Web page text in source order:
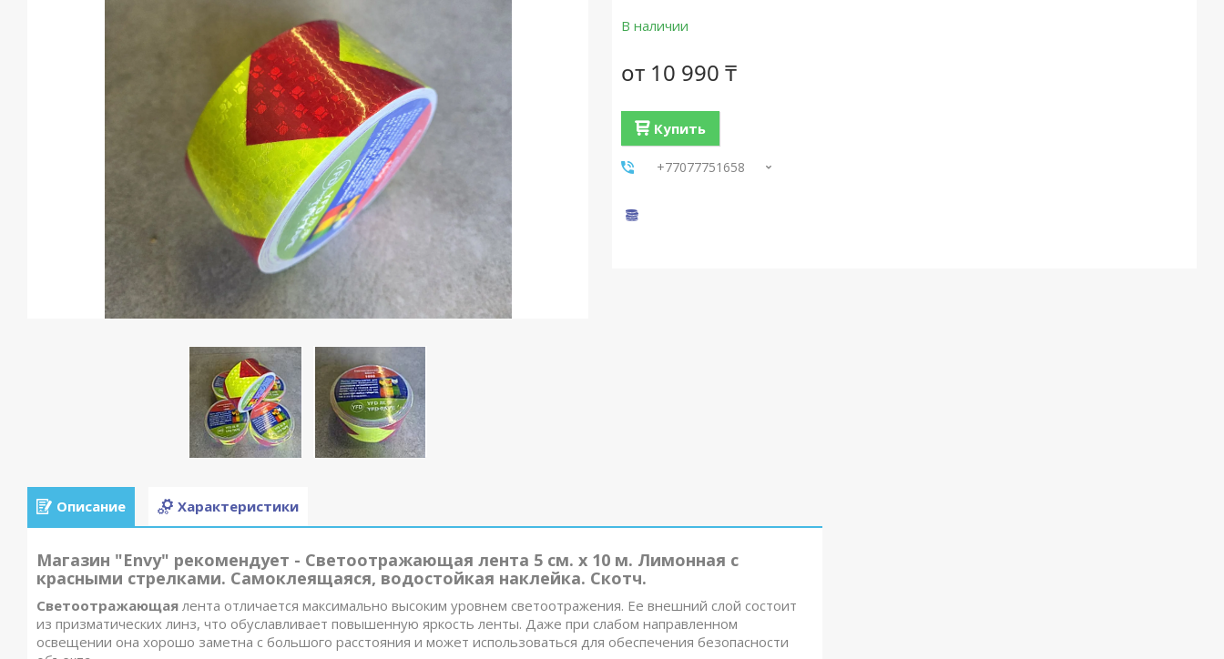
В наличии
от 10 990 ₸
Купить
+77077751658
Описание Характеристики
Магазин "Envy" рекомендует - Светоотражающая лента 5 см. x 10 м. Лимонная с
красными стрелками. Самоклеящаяся, водостойкая наклейка. Скотч.
Светоотражающая лента отличается максимально высоким уровнем светоотражения. Ее внешний слой состоит
из призматических линз, что обуславливает повышенную яркость ленты. Даже при слабом направленном
освещении она хорошо заметна с большого расстояния и может использоваться для обеспечения безопасности